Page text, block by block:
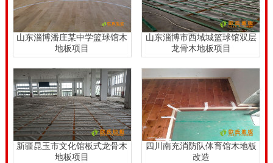
山东淄博潘庄某中学篮球馆木
地板项目
山东淄博市西域城篮球馆双层
龙骨木地板项目
新疆昆玉市文化馆板式龙骨木
地板项目
四川南充消防队体育馆木地板
改造